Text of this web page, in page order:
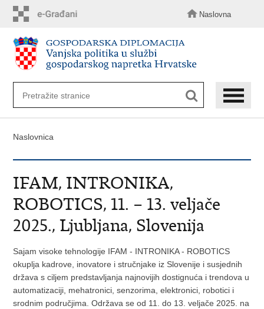
sadržaj
Naslovna
Naslovnica
IFAM, INTRONIKA,
ROBOTICS, 11. – 13. veljače
2025., Ljubljana, Slovenija
Sajam visoke tehnologije IFAM - INTRONIKA - ROBOTICS
okuplja kadrove, inovatore i stručnjake iz Slovenije i susjednih
država s ciljem predstavljanja najnovijih dostignuća i trendova u
automatizaciji, mehatronici, senzorima, elektronici, robotici i
srodnim područjima. Održava se od 11. do 13. veljače 2025. na